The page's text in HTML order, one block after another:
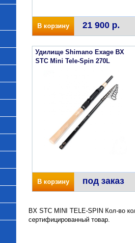
В корзину 21 900 р.
Удилище Shimano Exage BX
STC Mini Tele-Spin 270L
В корзину под заказ
BX STC MINI TELE-SPIN Кол-во
сертифицированный товар.